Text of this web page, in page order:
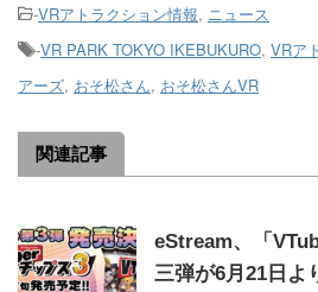
-VRアトラクション情報, ニュース
-VR PARK TOKYO IKEBUKURO, VRア
アーズ, おそ松さん, おそ松さんVR
関連記事
eStream、「
三弾が6月21日よ